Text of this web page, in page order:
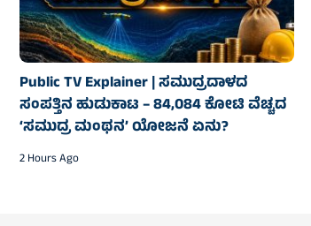
Public TV Explainer | ಸಮುದ್ರದಾಳದ
ಸಂಪತ್ತಿನ ಹುಡುಕಾಟ – 84,084 ಕೋಟಿ ವೆಚ್ಚದ
‘ಸಮುದ್ರ ಮಂಥನ’ ಯೋಜನೆ ಏನು?
2 Hours Ago